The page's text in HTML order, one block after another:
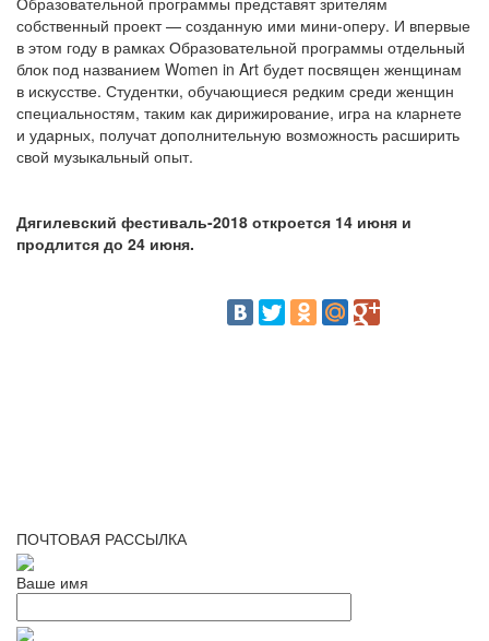
собственный проект — созданную ими мини-оперу. И впервые
в этом году в рамках Образовательной программы отдельный
блок под названием Women in Art будет посвящен женщинам
в искусстве. Студентки, обучающиеся редким среди женщин
специальностям, таким как дирижирование, игра на кларнете
и ударных, получат дополнительную возможность расширить
свой музыкальный опыт.
Дягилевский фестиваль-2018 откроется 14 июня и
продлится до 24 июня.
ПОЧТОВАЯ РАССЫЛКА
Ваше имя